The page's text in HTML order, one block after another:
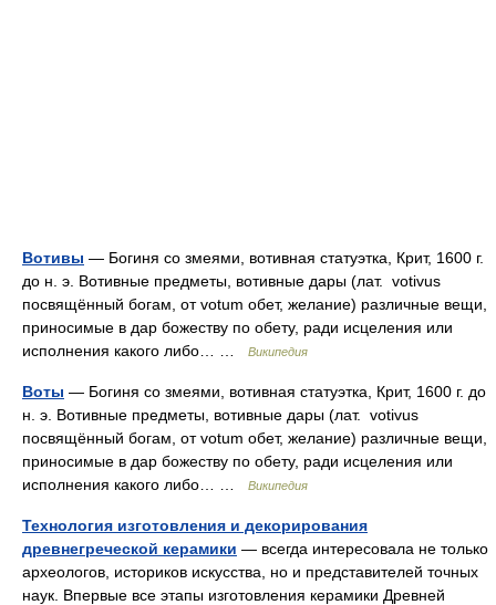
Вотивы — Богиня со змеями, вотивная статуэтка, Крит, 1600 г.
до н. э. Вотивные предметы, вотивные дары (лат. votivus
посвящённый богам, от votum обет, желание) различные вещи,
приносимые в дар божеству по обету, ради исцеления или
исполнения какого либо… …
Википедия
Воты — Богиня со змеями, вотивная статуэтка, Крит, 1600 г. до
н. э. Вотивные предметы, вотивные дары (лат. votivus
посвящённый богам, от votum обет, желание) различные вещи,
приносимые в дар божеству по обету, ради исцеления или
исполнения какого либо… …
Википедия
Технология изготовления и декорирования
древнегреческой керамики — всегда интересовала не только
археологов, историков искусства, но и представителей точных
наук. Впервые все этапы изготовления керамики Древней